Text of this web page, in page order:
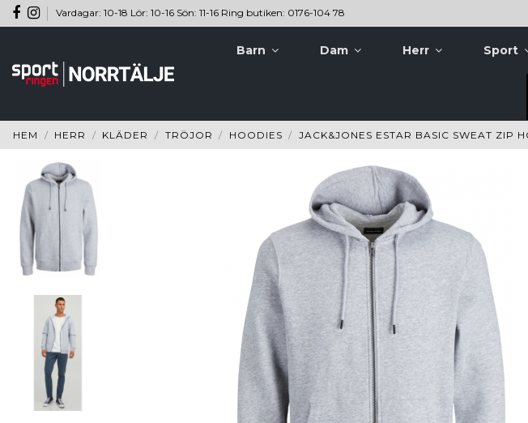
Vardagar: 10-18 Lör: 10-16 Sön: 11-16 Ring butiken: 0176-104 78
Barn Dam Herr Sport
HEM HERR KLÄDER TRÖJOR HOODIES JACK&JONES ESTAR BASIC SWEAT ZIP